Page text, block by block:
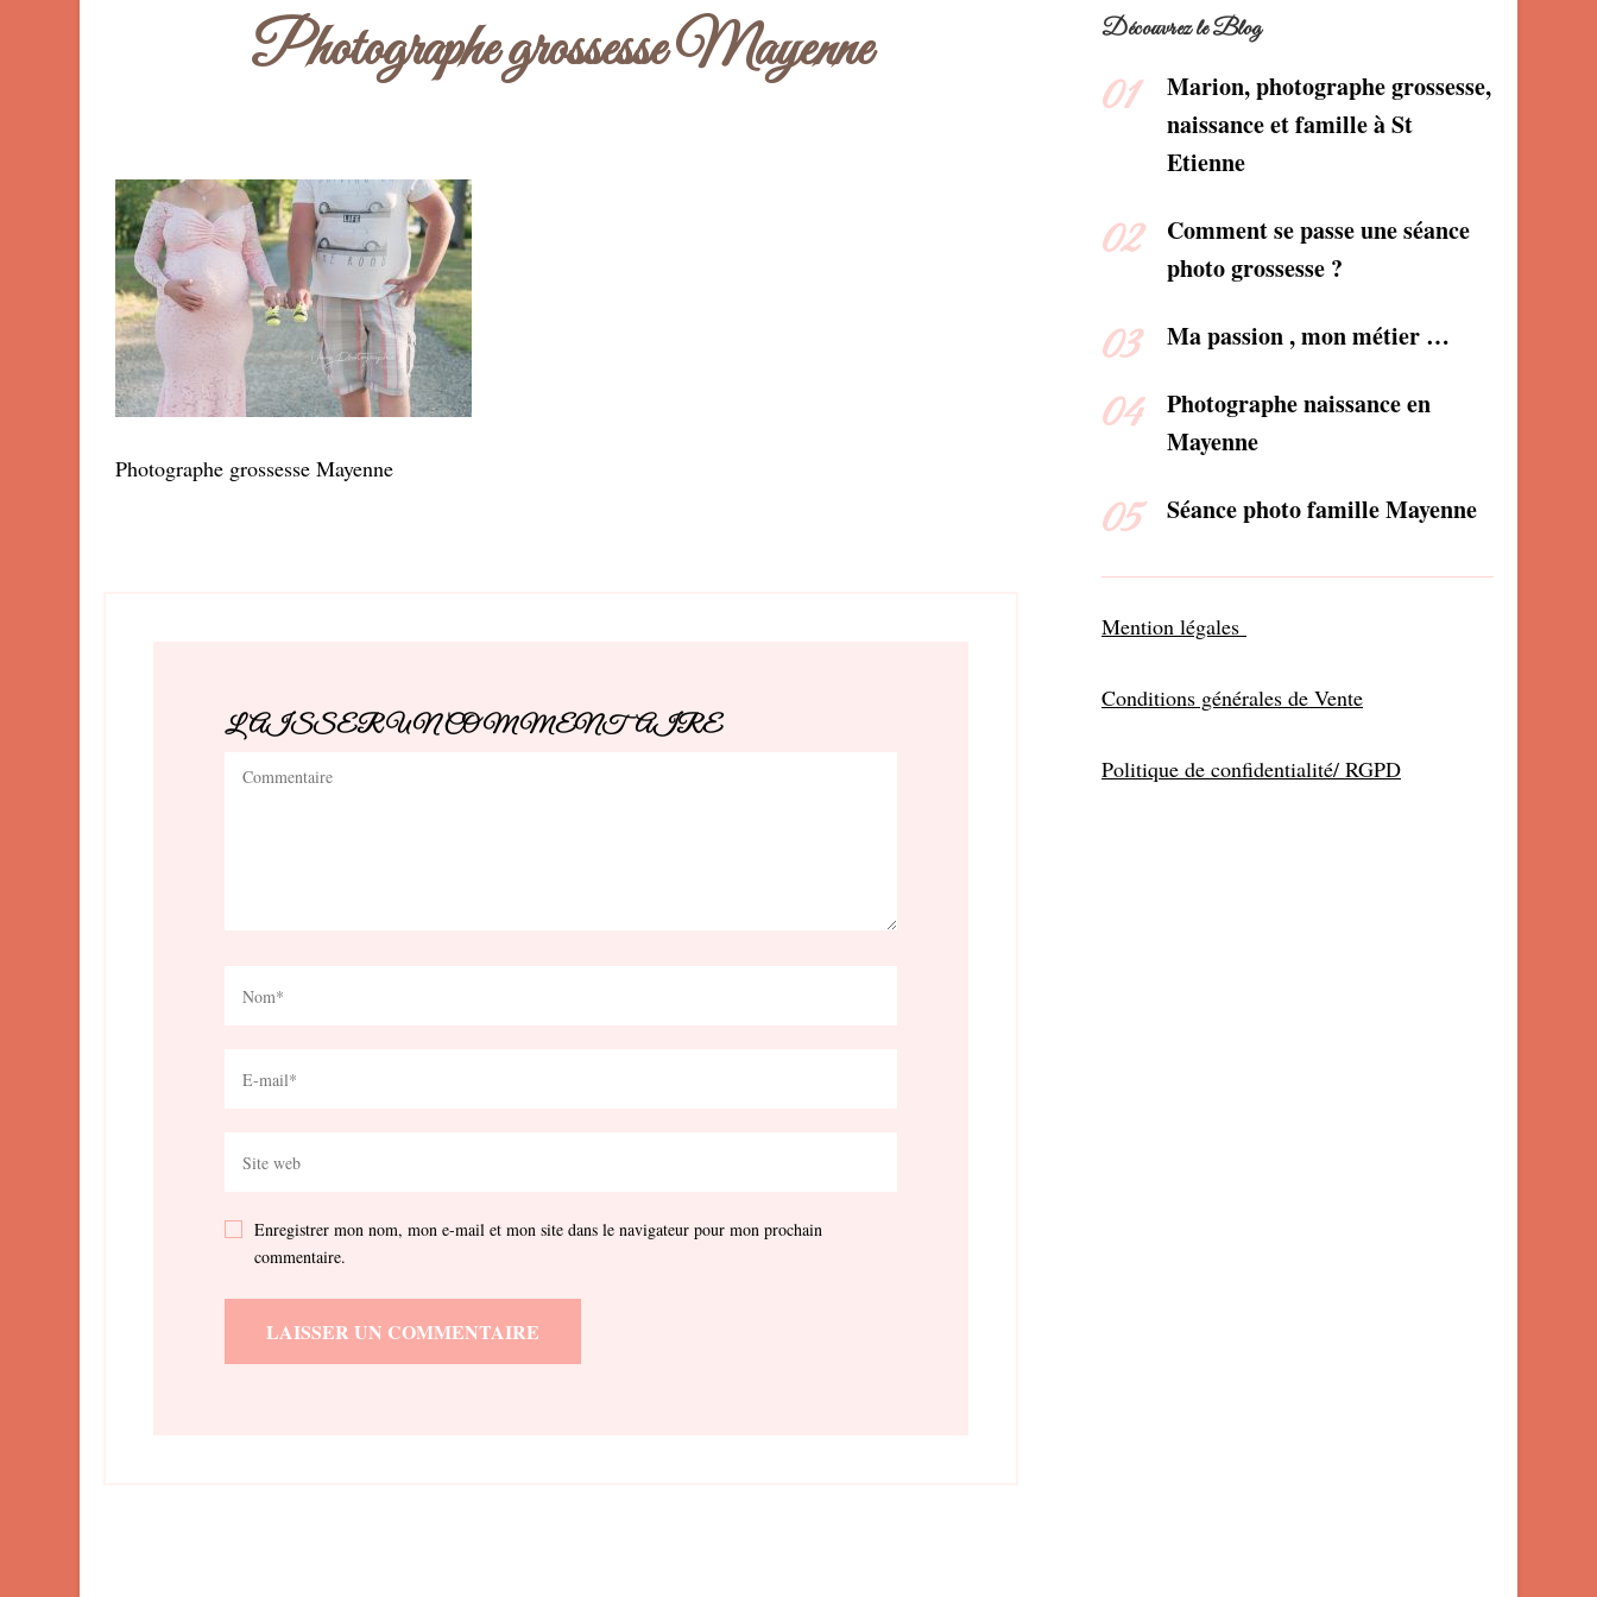
Photographe grossesse Mayenne
Photographe grossesse Mayenne
LAISSER UN COMMENTAIRE
Enregistrer mon nom, mon e-mail et mon site dans le navigateur pour mon prochain
commentaire.
Découvrez le Blog
Marion, photographe grossesse,
naissance et famille à St
Etienne
Comment se passe une séance
photo grossesse ?
Ma passion , mon métier …
Photographe naissance en
Mayenne
Séance photo famille Mayenne
Mention légales
Conditions générales de Vente
Politique de confidentialité/ RGPD